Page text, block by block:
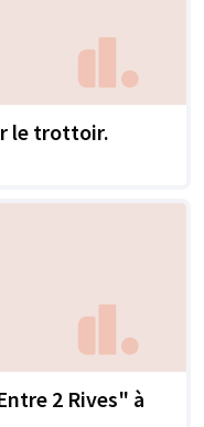
le trottoir.
2 Rives" à